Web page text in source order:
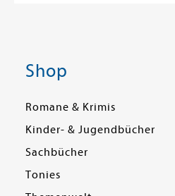
Shop
Romane & Krimis
Kinder- & Jugendbücher
Sachbücher
Tonies